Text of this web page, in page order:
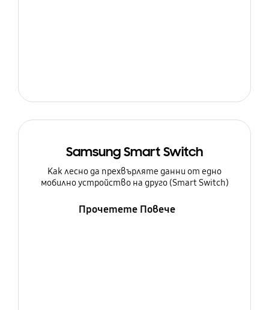
Samsung Smart Switch
Как лесно да прехвърляте данни от едно
мобилно устройство на друго (Smart Switch)
Прочетете Повече